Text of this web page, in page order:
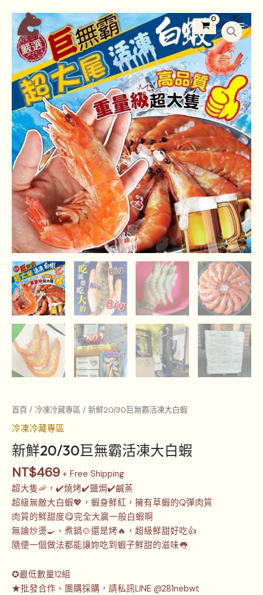
Main
Menu
首頁 / 冷凍冷藏專區 / 新鮮20/30巨無霸活凍大白蝦
冷凍冷藏專區
新鮮20/30巨無霸活凍大白蝦
NT$469 + Free Shipping
超大隻🦐，✔️燒烤✔️鹽焗✔️鹹蒸
超級無敵大白蝦💖，蝦身鮮紅，擁有草蝦的Q彈肉質
肉質的鮮甜度😋完全大贏一般白蝦啊
無論炒燙🍳、煮鍋🍲還是烤🔥，超級鮮甜好吃👍
隨便一個做法都能讓妳吃到蝦子鮮甜的滋味👅
✪最低數量12組
★批發合作、團購採購，請私訊LINE @281nebwt
鮮
20/30
巨
無
霸
凍
大
白
蝦
數
量